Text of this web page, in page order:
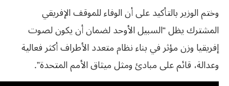
وختم الوزير بالتأكيد على أن الوفاء للموقف الإفريقي
المشترك يظل “السبيل الأوحد لضمان أن يكون لصوت
إفريقيا وزن مؤثر في بناء نظام متعدد الأطراف أكثر فعالية
وعدالة، قائم على مبادئ ومثل ميثاق الأمم المتحدة”.